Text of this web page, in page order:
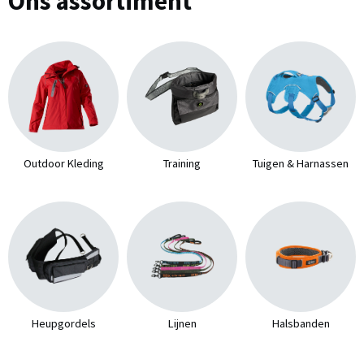
Outdoor Kleding Training Tuigen & Harnassen
Heupgordels Lijnen Halsbanden